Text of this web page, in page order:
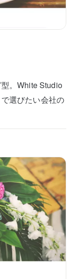
。White Studio
選びたい会社の